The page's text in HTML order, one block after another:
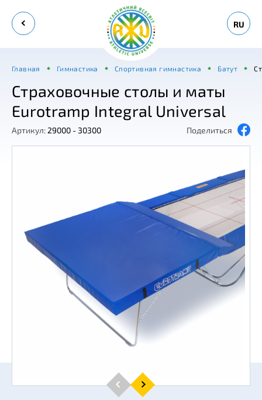
RU
Главная Гимнастика Спортивная гимнастика Батут
Артикул: 29000 - 30300 Поделиться
Страховочные столы и маты
Eurotramp Integral Universal